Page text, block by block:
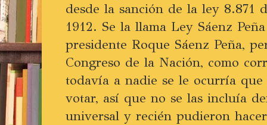
desde la sanción de la ley 8.871
1912. Se la llama Ley Sáenz
presidente Roque Sáenz Peña,
Congreso de la Nación, como
todavía a nadie se le ocurría
votar, así que no se las incluía
universal y recién pudieron